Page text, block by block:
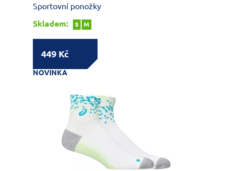
Sportovní ponožky
Skladem:
S M
449 Kč
NOVINKA